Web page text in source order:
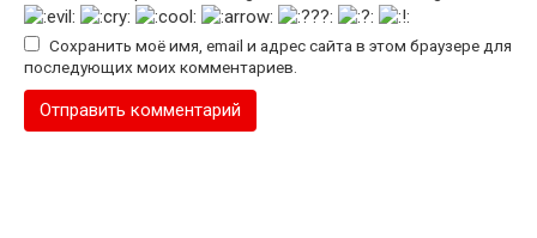
Сохранить моё имя, email и адрес сайта в этом браузере для
последующих моих комментариев.